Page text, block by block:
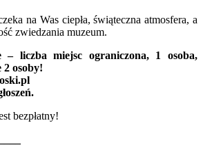
na Was ciepła, świąteczna atmosfera, a
zwiedzania muzeum.
– liczba miejsc ograniczona, 1 osoba,
2 osoby!
bezpłatny!